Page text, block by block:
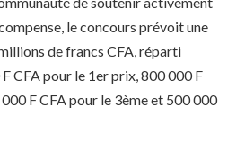
le concours prévoit une
de francs CFA, réparti
CFA pour le 1er prix, 800 000 F
F CFA pour le 3ème et 500 000